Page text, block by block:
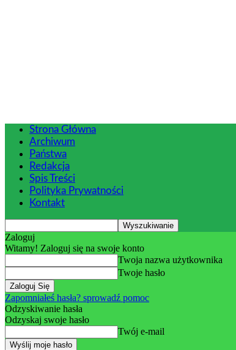
Strona Główna
Archiwum
Państwa
Redakcja
Spis Treści
Polityka Prywatności
Kontakt
Zaloguj
Witamy! Zaloguj się na swoje konto
Twoja nazwa użytkownika
Twoje hasło
Zapomniałeś hasła? sprowadź pomoc
Odzyskiwanie hasła
Odzyskaj swoje hasło
Twój e-mail